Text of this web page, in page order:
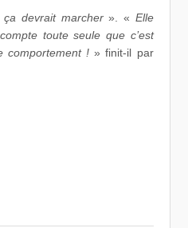
ça devrait marcher». « Elle
toute seule que c’est
comportement !» finit-il par